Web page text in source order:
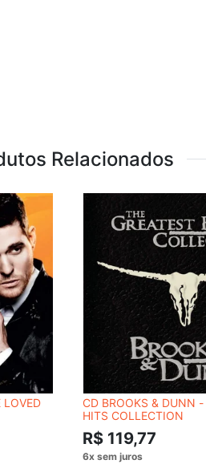
Relacionados
LOVED
CD BROOKS & DUNN ‎-
HITS COLLECTION
R$ 119,77